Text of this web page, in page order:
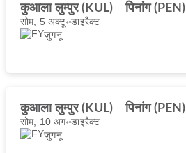
कुआला लुम्पुर (KUL) पिनांग (PEN)
सोम, 5 अक्टू॰डाइरैक्ट
जुगनू
कुआला लुम्पुर (KUL) पिनांग (PEN)
सोम, 10 अग॰डाइरैक्ट
जुगनू